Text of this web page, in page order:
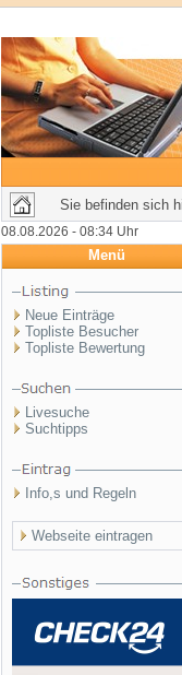
Sie befinden sich
08.08.2026 - 08:34 Uhr
Menü
Neue Einträge
Topliste Besucher
Topliste Bewertung
Livesuche
Suchtipps
Info,s und Regeln
Webseite eintragen